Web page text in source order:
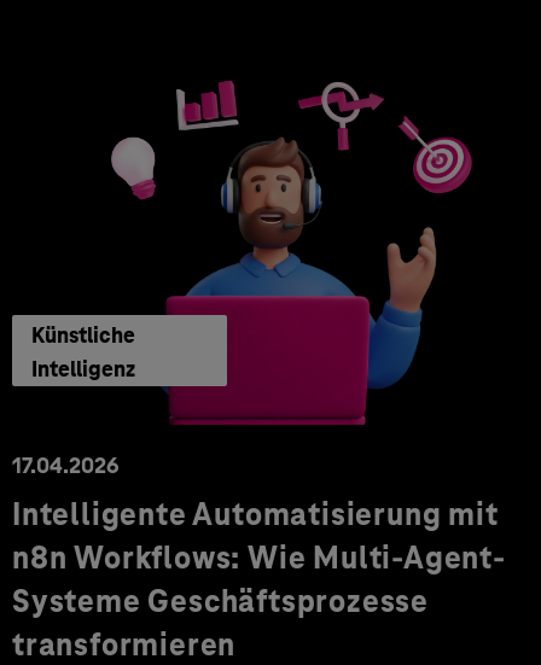
Künstliche
Intelligenz
17.04.2026
Intelligente Automatisierung mit
n8n Workflows: Wie Multi-Agent-
Systeme Geschäftsprozesse
transformieren